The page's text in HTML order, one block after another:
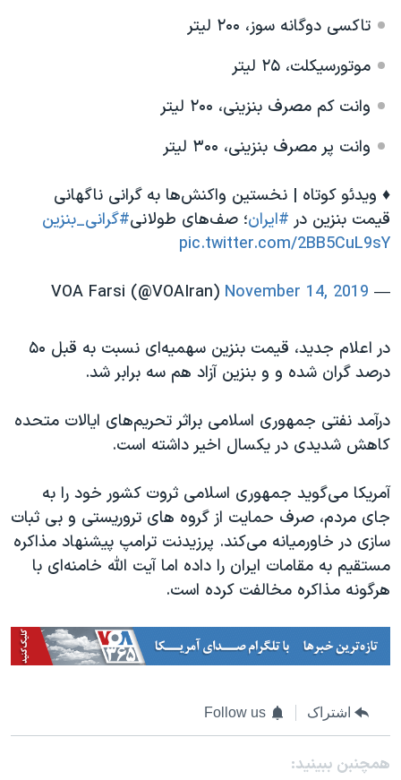
تاکسی دوگانه سوز، ۲۰۰ لیتر
موتورسیکلت، ۲۵ لیتر
وانت کم مصرف بنزینی، ۲۰۰ لیتر
وانت پر مصرف بنزینی، ۳۰۰ لیتر
♦️ ویدئو کوتاه | نخستین واکنش‌ها به گرانی ناگهانی
قیمت بنزین در #ایران؛ صف‌های طولانی#گرانی_بنزین
pic.twitter.com/2BB5CuL9sY
— VOA Farsi (@VOAIran)
November 14, 2019
در اعلام جدید، قیمت بنزین سهمیه‌ای نسبت به قبل ۵۰
درصد گران شده و و بنزین آزاد هم سه برابر شد.
درآمد نفتی جمهوری اسلامی براثر تحریم‌های ایالات متحده
کاهش شدیدی در یکسال اخیر داشته است.
آمریکا می‌گوید جمهوری اسلامی ثروت کشور خود را به
جای مردم، صرف حمایت از گروه های تروریستی و بی ثبات
سازی در خاورمیانه می‌کند. پرزیدنت ترامپ پیشنهاد مذاکره
مستقیم به مقامات ایران را داده اما آیت الله خامنه‌ای با
هرگونه مذاکره مخالفت کرده است.
اشتراک Follow us
همچنبن ببینید: